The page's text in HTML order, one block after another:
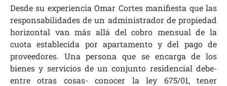
Desde su experiencia Omar Cortes manifiesta que las
responsabilidades de un administrador de propiedad
horizontal van más allá del cobro mensual de la
cuota establecida por apartamento y del pago de
proveedores. Una persona que se encarga de los
bienes y servicios de un conjunto residencial debe-
entre otras cosas- conocer la ley 675/01, tener